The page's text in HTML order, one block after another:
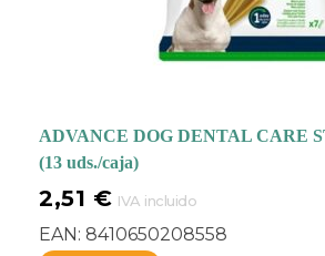
ADVANCE DOG DENTAL CARE
(13 uds./caja)
2,51 € IVA incluido
EAN: 8410650208558